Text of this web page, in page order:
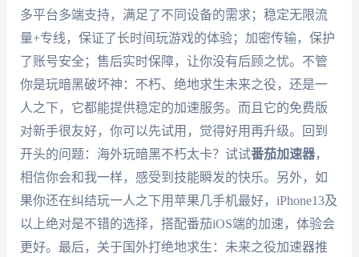
多平台多端支持，满足了不同设备的需求；稳定无限流
量+专线，保证了长时间玩游戏的体验；加密传输，保护
了账号安全；售后实时保障，让你没有后顾之忧。不管
你是玩暗黑破坏神：不朽、绝地求生未来之役，还是一
人之下，它都能提供稳定的加速服务。而且它的免费版
对新手很友好，你可以先试用，觉得好用再升级。回到
开头的问题：海外玩暗黑不朽太卡？试试番茄加速器，
相信你会和我一样，感受到技能瞬发的快乐。另外，如
果你还在纠结玩一人之下用苹果几手机最好，iPhone13及
以上绝对是不错的选择，搭配番茄iOS端的加速，体验会
更好。最后，关于国外打绝地求生：未来之役加速器推